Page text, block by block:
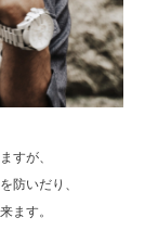
すが、
防いだり、
ます。